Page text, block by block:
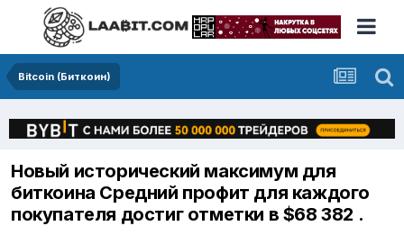
Bitcoin (Биткоин)
Новый исторический максимум для
биткоина Средний профит для каждого
покупателя достиг отметки в $68 382 .